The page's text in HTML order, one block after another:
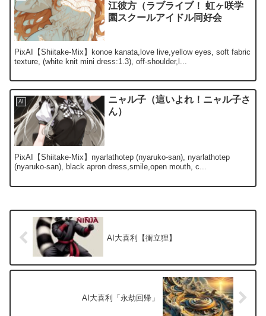
江彼方（ラブライブ！ 虹ヶ咲学
園スクールアイドル同好会
PixAI【Shiitake-Mix】konoe kanata,love live,yellow eyes, soft fabric
texture, (white knit mini dress:1.3), off-shoulder,l...
AI
ニャル子（這いよれ！ニャル子さ
ん）
PixAI【Shiitake-Mix】nyarlathotep (nyaruko-san), nyarlathotep
(nyaruko-san), black apron dress,smile,open mouth, c...
AI大喜利【衝立狸】
AI大喜利「永劫回帰」